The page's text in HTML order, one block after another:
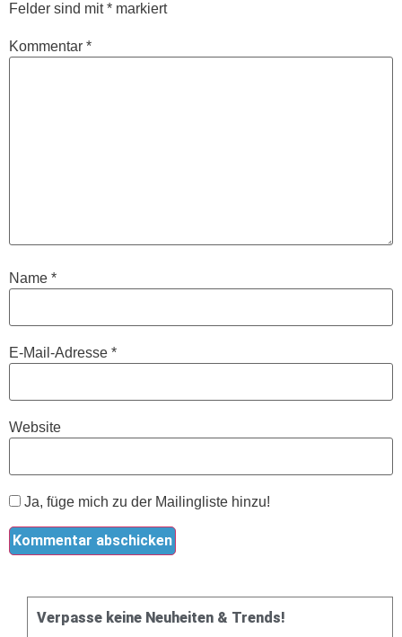
Felder sind mit* markiert
Kommentar *
Name *
E-Mail-Adresse *
Website
Ja, füge mich zu der Mailingliste hinzu!
Verpasse keine Neuheiten & Trends!